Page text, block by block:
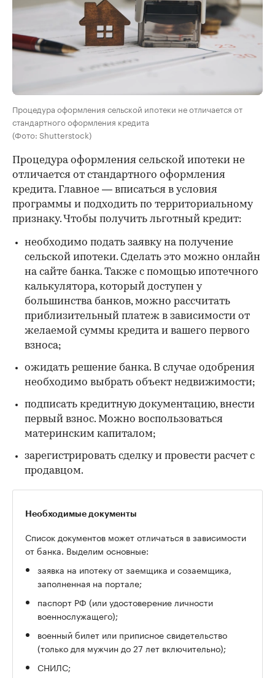
Процедура оформления сельской ипотеки не отличается от
стандартного оформления кредита
(Фото: Shutterstock)
Процедура оформления сельской ипотеки не
отличается от стандартного оформления
кредита. Главное — вписаться в условия
программы и подходить по территориальному
признаку. Чтобы получить льготный кредит:
необходимо подать заявку на получение
сельской ипотеки. Сделать это можно онлайн
на сайте банка. Также с помощью ипотечного
калькулятора, который доступен у
большинства банков, можно рассчитать
приблизительный платеж в зависимости от
желаемой суммы кредита и вашего первого
взноса;
ожидать решение банка. В случае одобрения
необходимо выбрать объект недвижимости;
подписать кредитную документацию, внести
первый взнос. Можно воспользоваться
материнским капиталом;
зарегистрировать сделку и провести расчет с
продавцом.
Необходимые документы
Список документов может отличаться в зависимости
от банка. Выделим основные:
заявка на ипотеку от заемщика и созаемщика,
заполненная на портале;
паспорт РФ (или удостоверение личности
военнослужащего);
военный билет или приписное свидетельство
(только для мужчин до 27 лет включительно);
СНИЛС;